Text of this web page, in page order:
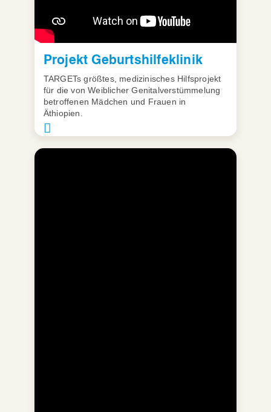
Projekt Geburtshilfeklinik
TARGETs größtes, medizinisches Hilfsprojekt
für die von Weiblicher Genitalverstümmelung
betroffenen Mädchen und Frauen in
Äthiopien.